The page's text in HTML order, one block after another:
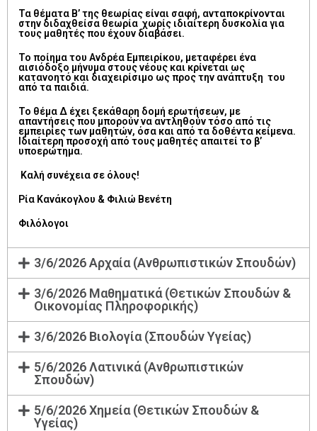
Τα θέματα Β’ της θεωρίας είναι σαφή, ανταποκρίνονται
στην διδαχθείσα θεωρία χωρίς ιδιαίτερη δυσκολία για
τους μαθητές που έχουν διαβάσει.
Το ποίημα του Ανδρέα Εμπειρίκου, μεταφέρει ένα
αισιόδοξο μήνυμα στους νέους και κρίνεται ως
κατανοητό και διαχειρίσιμο ως προς την ανάπτυξη του
από τα παιδιά.
Το θέμα Δ έχει ξεκάθαρη δομή ερωτήσεων, με
απαντήσεις που μπορούν να αντληθούν τόσο από τις
εμπειρίες των μαθητών, όσα και από τα δοθέντα κείμενα.
Ιδιαίτερη προσοχή από τους μαθητές απαιτεί το β’
υποερώτημα.
Καλή συνέχεια σε όλους!
Ρία Κανάκογλου & Φιλιώ Βενέτη
Φιλόλογοι
3/6/2026 Αρχαία (Ανθρωπιστικών Σπουδών)
3/6/2026 Μαθηματικά (Θετικών Σπουδών &
Οικονομίας Πληροφορικής)
3/6/2026 Βιολογία (Σπουδών Υγείας)
5/6/2026 Λατινικά (Ανθρωπιστικών
Σπουδών)
5/6/2026 Χημεία (Θετικών Σπουδών &
Υγείας)